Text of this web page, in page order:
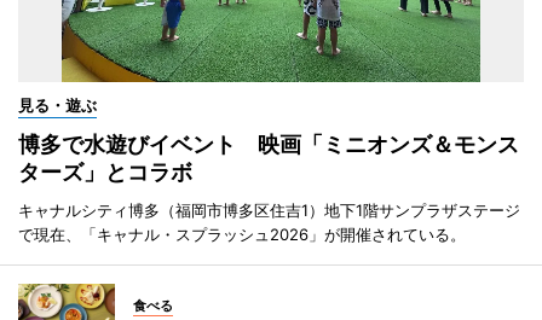
見る・遊ぶ
博多で水遊びイベント 映画「ミニオンズ＆モンス
ターズ」とコラボ
キャナルシティ博多（福岡市博多区住吉1）地下1階サンプラザステージ
で現在、「キャナル・スプラッシュ2026」が開催されている。
食べる